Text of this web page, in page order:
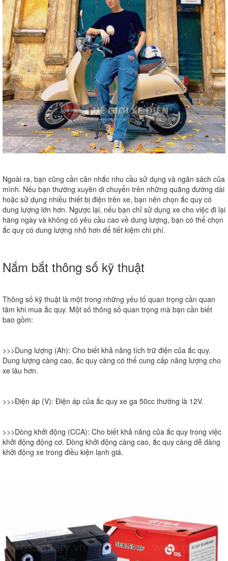
Ngoài ra, bạn cũng cần cân nhắc nhu cầu sử dụng và ngân sách của
mình. Nếu bạn thường xuyên di chuyển trên những quãng đường dài
hoặc sử dụng nhiều thiết bị điện trên xe, bạn nên chọn ắc quy có
dung lượng lớn hơn. Ngược lại, nếu bạn chỉ sử dụng xe cho việc đi lại
hàng ngày và không có yêu cầu cao về dung lượng, bạn có thể chọn
ắc quy có dung lượng nhỏ hơn để tiết kiệm chi phí.
Nắm bắt thông số kỹ thuật
Thông số kỹ thuật là một trong những yếu tố quan trọng cần quan
tâm khi mua ắc quy. Một số thông số quan trọng mà bạn cần biết
bao gồm:
>>>Dung lượng (Ah): Cho biết khả năng tích trữ điện của ắc quy.
Dung lượng càng cao, ắc quy càng có thể cung cấp năng lượng cho
xe lâu hơn.
>>>Điện áp (V): Điện áp của ắc quy xe ga 50cc thường là 12V.
>>>Dòng khởi động (CCA): Cho biết khả năng của ắc quy trong việc
khởi động động cơ. Dòng khởi động càng cao, ắc quy càng dễ dàng
khởi động xe trong điều kiện lạnh giá.